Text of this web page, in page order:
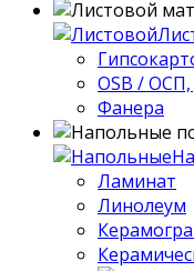
OSB /
Фанера
Ламинат
Линолеум